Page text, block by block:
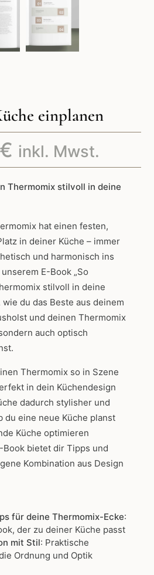
einplanen
€ inkl. Mwst.
Thermomix stilvoll in deine
hat einen festen,
in deiner Küche – immer
und harmonisch ins
E-Book „So
stilvoll in deine
wie du das Beste aus deinem
und deinen Thermomix
auch optisch
Thermomix so in Szene
in dein Küchendesign
dadurch stylisher und
du eine neue Küche planst
Küche optimieren
Book bietet dir Tipps und
Kombination aus Design
für deine Thermomix-Ecke:
der zu deiner Küche passt
mit Stil: Praktische
Ordnung und Optik